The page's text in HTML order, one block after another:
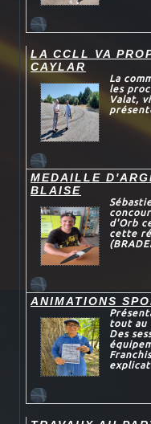
LA CCLL VA
CAYLAR
La
les
Valat,
MEDAILLE
BLAISE
d'Orb
cette
ANIMATIONS
tout au
Des